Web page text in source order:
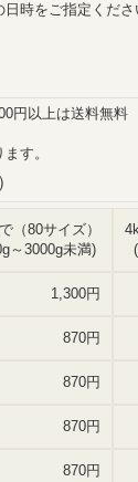
時をご指定くださ
円以上は送料無料
す。